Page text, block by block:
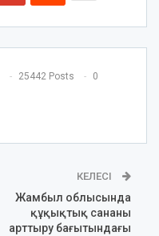
25442 Posts 0
КЕЛЕСІ
Жамбыл облысында
құқықтық сананы
арттыру бағытындағы